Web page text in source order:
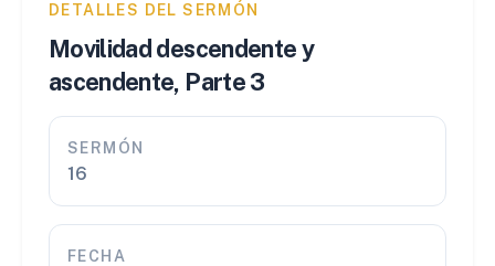
DETALLES DEL SERMÓN
Movilidad descendente y
ascendente, Parte 3
SERMÓN
16
FECHA